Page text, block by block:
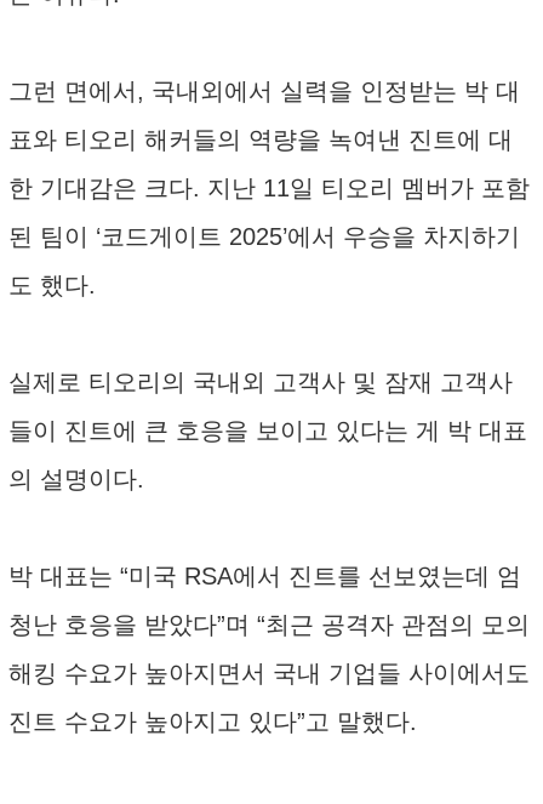
그런 면에서, 국내외에서 실력을 인정받는 박 대
표와 티오리 해커들의 역량을 녹여낸 진트에 대
한 기대감은 크다. 지난 11일 티오리 멤버가 포함
된 팀이 ‘코드게이트 2025’에서 우승을 차지하기
도 했다.
실제로 티오리의 국내외 고객사 및 잠재 고객사
들이 진트에 큰 호응을 보이고 있다는 게 박 대표
의 설명이다.
박 대표는 “미국 RSA에서 진트를 선보였는데 엄
청난 호응을 받았다”며 “최근 공격자 관점의 모의
해킹 수요가 높아지면서 국내 기업들 사이에서도
진트 수요가 높아지고 있다”고 말했다.